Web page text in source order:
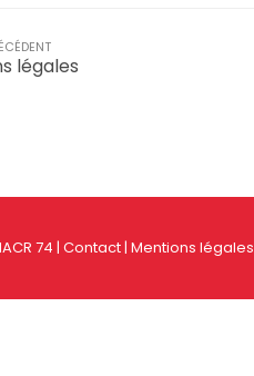
légales
74 | Contact| Mentions légales